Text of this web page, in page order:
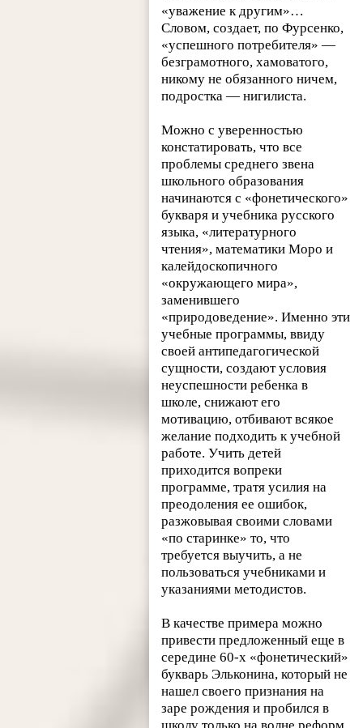
«уважение к другим»…
Словом, создает, по Фурсенко,
«успешного потребителя» —
безграмотного, хамоватого,
никому не обязанного ничем,
подростка — нигилиста.
Можно с уверенностью
констатировать, что все
проблемы среднего звена
школьного образования
начинаются с «фонетического»
букваря и учебника русского
языка, «литературного
чтения», математики Моро и
калейдоскопичного
«окружающего мира»,
заменившего
«природоведение». Именно эти
учебные программы, ввиду
своей антипедагогической
сущности, создают условия
неуспешности ребенка в
школе, снижают его
мотивацию, отбивают всякое
желание подходить к учебной
работе. Учить детей
приходится вопреки
программе, тратя усилия на
преодоления ее ошибок,
разжовывая своими словами
«по старинке» то, что
требуется выучить, а не
пользоваться учебниками и
указаниями методистов.
В качестве примера можно
привести предложенный еще в
середине 60-х «фонетический»
букварь Эльконина, который не
нашел своего признания на
заре рождения и пробился в